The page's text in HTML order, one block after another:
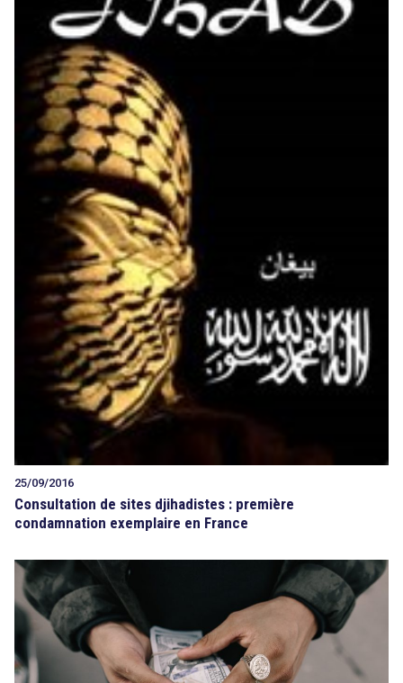
25/09/2016
Consultation de sites djihadistes : première
condamnation exemplaire en France